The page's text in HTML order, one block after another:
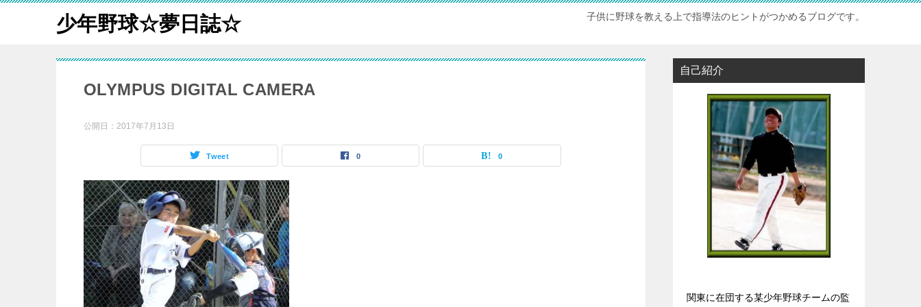
少年野球☆夢日誌☆ 子供に野球を教える上で指導法のヒントがつかめるブログです。
OLYMPUS DIGITAL CAMERA
公開日： 2017年7月13日
Tweet 0 0
自己紹介
関東に在団する某少年野球チームの監